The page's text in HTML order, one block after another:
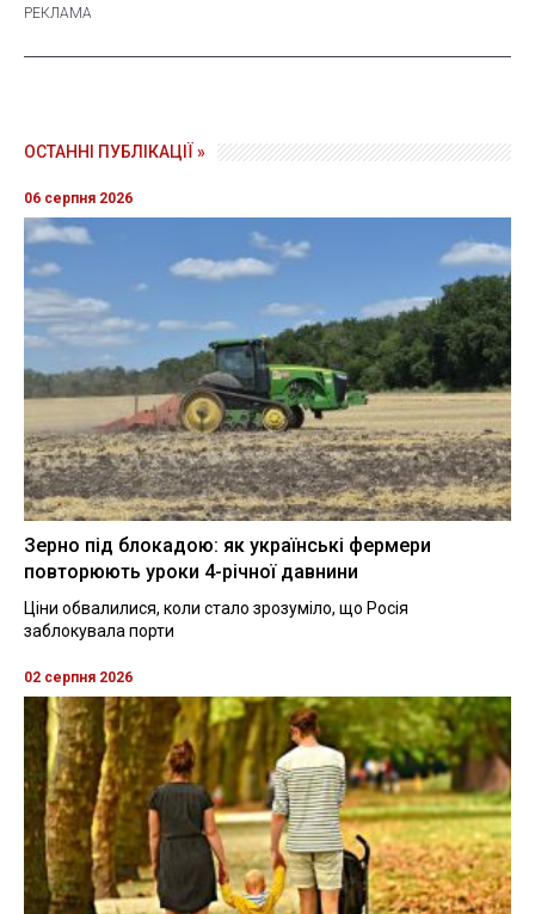
ОСТАННІ ПУБЛІКАЦІЇ »
06 серпня 2026
Зерно під блокадою: як українські фермери
повторюють уроки 4-річної давнини
Ціни обвалилися, коли стало зрозуміло, що Росія
заблокувала порти
02 серпня 2026